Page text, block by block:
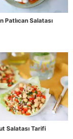
Patlıcan Salatası
Salatası Tarifi